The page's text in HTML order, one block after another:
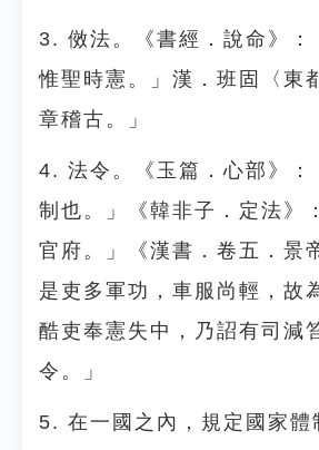
3. 傚法。《書經．說命》：
惟聖時憲。」漢．班固〈東
章稽古。」
4. 法令。《玉篇．心部》：
制也。」《韓非子．定法》
官府。」《漢書．卷五．景
是吏多軍功，車服尚輕，故
酷吏奉憲失中，乃詔有司減
令。」
5. 在一國之內，規定國家體